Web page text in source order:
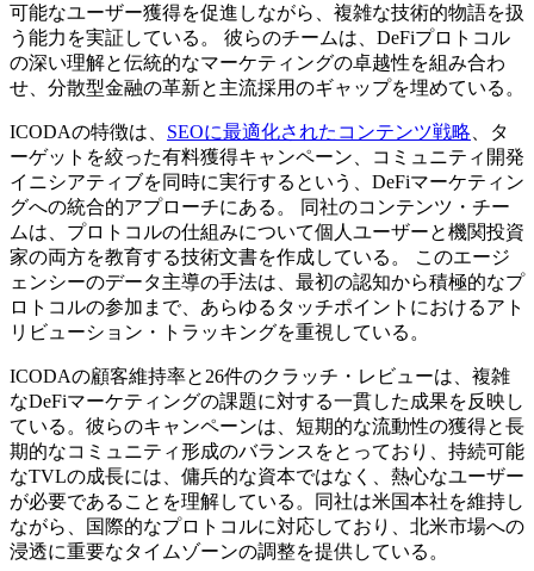
可能なユーザー獲得を促進しながら、複雑な技術的物語を扱
う能力を実証している。 彼らのチームは、DeFiプロトコル
の深い理解と伝統的なマーケティングの卓越性を組み合わ
せ、分散型金融の革新と主流採用のギャップを埋めている。
ICODAの特徴は、 SEOに最適化されたコンテンツ戦略 、タ
ーゲットを絞った有料獲得キャンペーン、コミュニティ開発
イニシアティブを同時に実行するという、DeFiマーケティン
グへの統合的アプローチにある。 同社のコンテンツ・チー
ムは、プロトコルの仕組みについて個人ユーザーと機関投資
家の両方を教育する技術文書を作成している。 このエージ
ェンシーのデータ主導の手法は、最初の認知から積極的なプ
ロトコルの参加まで、あらゆるタッチポイントにおけるアト
リビューション・トラッキングを重視している。
ICODAの顧客維持率と26件のクラッチ・レビューは、複雑
なDeFiマーケティングの課題に対する一貫した成果を反映し
ている。彼らのキャンペーンは、短期的な流動性の獲得と長
期的なコミュニティ形成のバランスをとっており、持続可能
なTVLの成長には、傭兵的な資本ではなく、熱心なユーザー
が必要であることを理解している。同社は米国本社を維持し
ながら、国際的なプロトコルに対応しており、北米市場への
浸透に重要なタイムゾーンの調整を提供している。